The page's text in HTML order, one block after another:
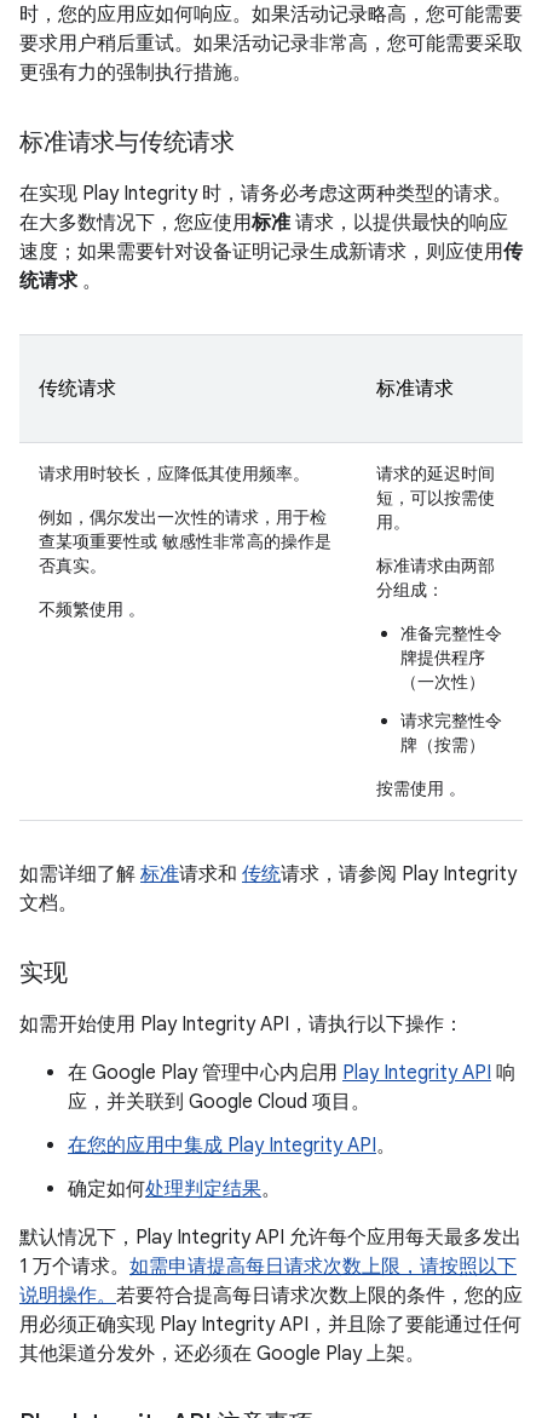
时，您的应用应如何响应。如果活动记录略高，您可能需要
要求用户稍后重试。如果活动记录非常高，您可能需要采取
更强有力的强制执行措施。
标准请求与传统请求
在实现 Play Integrity 时，请务必考虑这两种类型的请求。
在大多数情况下，您应使用标准 请求，以提供最快的响应
速度；如果需要针对设备证明记录生成新请求，则应使用传
统请求 。
传统请求 标准请求
请求用时较长，应降低其使用频率。
例如，偶尔发出一次性的请求，用于检
查某项重要性或 敏感性非常高的操作是
否真实。
不频繁使用 。
请求的延迟时间
短，可以按需使
用。
标准请求由两部
分组成：
准备完整性令
牌提供程序
（一次性）
请求完整性令
牌（按需）
按需使用 。
如需详细了解 标准请求和 传统请求，请参阅 Play Integrity
文档。
实现
如需开始使用 Play Integrity API，请执行以下操作：
在 Google Play 管理中心内启用 Play Integrity API 响
应，并关联到 Google Cloud 项目。
在您的应用中集成 Play Integrity API。
确定如何处理判定结果。
默认情况下，Play Integrity API 允许每个应用每天最多发出
1 万个请求。 如需申请提高每日请求次数上限，请按照以下
说明操作。 若要符合提高每日请求次数上限的条件，您的应
用必须正确实现 Play Integrity API，并且除了要能通过任何
其他渠道分发外，还必须在 Google Play 上架。